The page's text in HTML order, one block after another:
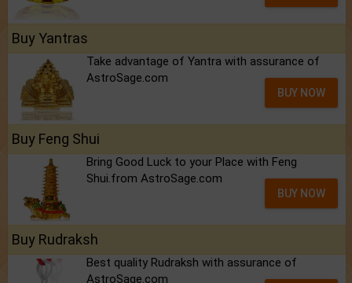
Buy Yantras
Take advantage of Yantra with assurance of
AstroSage.com
BUY NOW
Buy Feng Shui
Bring Good Luck to your Place with Feng
Shui.from AstroSage.com
BUY NOW
Buy Rudraksh
Best quality Rudraksh with assurance of
AstroSage.com